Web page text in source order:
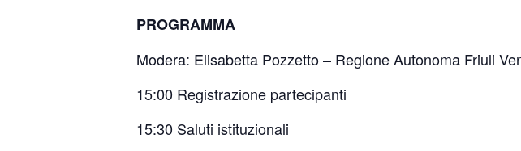
PROGRAMMA
Modera: Elisabetta Pozzetto – Regione Autonoma Friuli
15:00 Registrazione partecipanti
15:30 Saluti istituzionali